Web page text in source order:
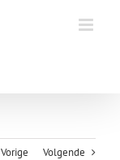
Vorige Volgende